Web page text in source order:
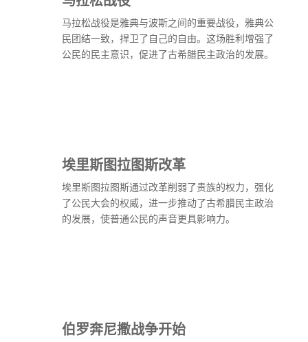
马拉松战役是雅典与波斯之间的重要战役，雅典公
民团结一致，捍卫了自己的自由。这场胜利增强了
公民的民主意识，促进了古希腊民主政治的发展。
埃里斯图拉图斯改革
埃里斯图拉图斯通过改革削弱了贵族的权力，强化
了公民大会的权威，进一步推动了古希腊民主政治
的发展，使普通公民的声音更具影响力。
伯罗奔尼撒战争开始